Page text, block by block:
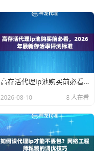
高存活代理ip池购买前必看，2026年最新存活率评测标准
2026-08-10 8 人在看